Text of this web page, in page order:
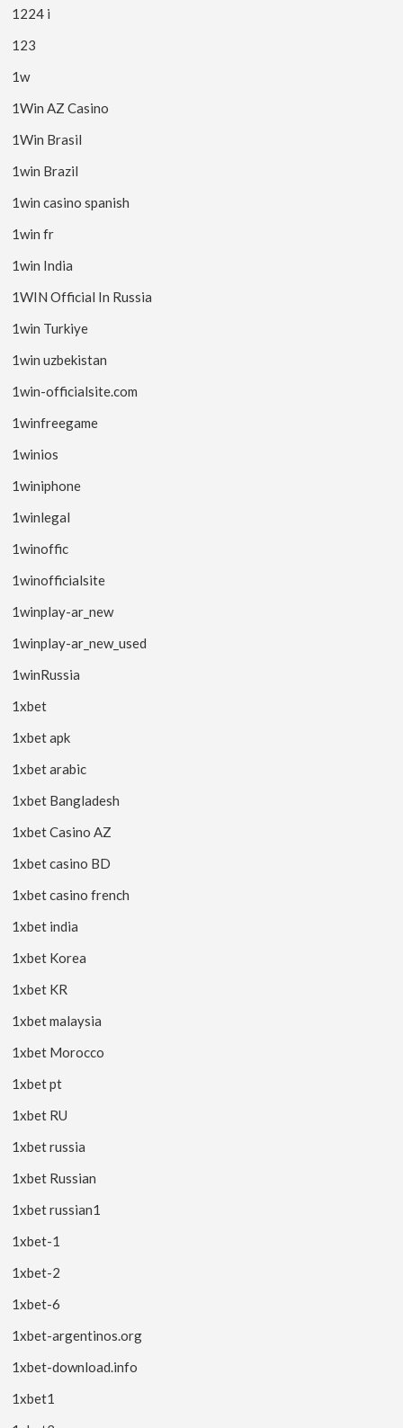
1224 i
123
1w
1Win AZ Casino
1Win Brasil
1win Brazil
1win casino spanish
1win fr
1win India
1WIN Official In Russia
1win Turkiye
1win uzbekistan
1win-officialsite.com
1winfreegame
1winios
1winiphone
1winlegal
1winoffic
1winofficialsite
1winplay-ar_new
1winplay-ar_new_used
1winRussia
1xbet
1xbet apk
1xbet arabic
1xbet Bangladesh
1xbet Casino AZ
1xbet casino BD
1xbet casino french
1xbet india
1xbet Korea
1xbet KR
1xbet malaysia
1xbet Morocco
1xbet pt
1xbet RU
1xbet russia
1xbet Russian
1xbet russian1
1xbet-1
1xbet-2
1xbet-6
1xbet-argentinos.org
1xbet-download.info
1xbet1